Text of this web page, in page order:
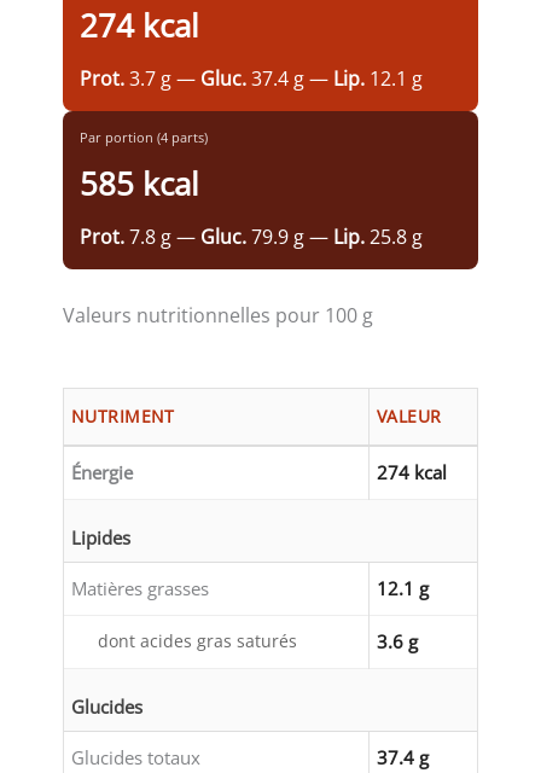
274 kcal
Prot.3.7 g — Gluc.37.4 g — Lip. 12.1 g
Par portion (4 parts)
585 kcal
Prot.7.8 g — Gluc.79.9 g — Lip.25.8 g
Valeurs nutritionnelles pour 100 g
NUTRIMENT VALEUR
Énergie 274 kcal
Lipides
Matières grasses 12.1 g
dont acides gras saturés 3.6 g
Glucides
Glucides totaux 37.4 g